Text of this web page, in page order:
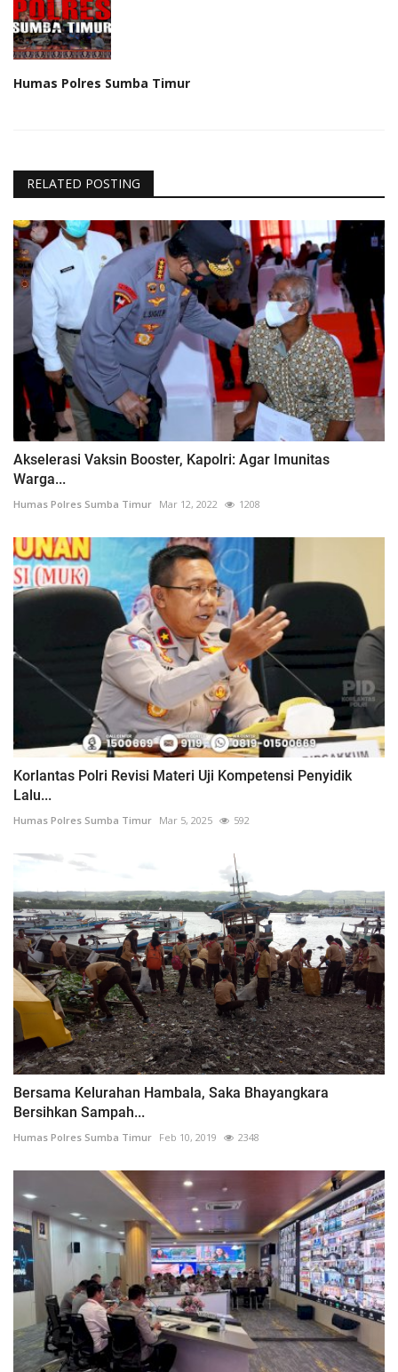
Humas Polres Sumba Timur
RELATED POSTING
Akselerasi Vaksin Booster, Kapolri: Agar Imunitas
Warga...
Humas Polres Sumba Timur Mar 12, 2022 1208
Korlantas Polri Revisi Materi Uji Kompetensi Penyidik
Lalu...
Humas Polres Sumba Timur Mar 5, 2025 592
Bersama Kelurahan Hambala, Saka Bhayangkara
Bersihkan Sampah...
Humas Polres Sumba Timur Feb 10, 2019 2348